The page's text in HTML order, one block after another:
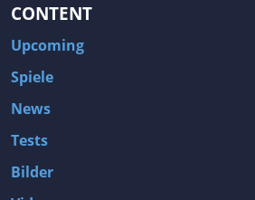
CONTENT
Upcoming
Spiele
News
Tests
Bilder